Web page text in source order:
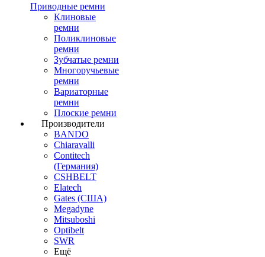
Приводные ремни
Клиновые
ремни
Поликлиновые
ремни
Зубчатые ремни
Многоручьевые
ремни
Вариаторные
ремни
Плоские ремни
Производители
BANDO
Chiaravalli
Contitech
(Германия)
CSHBELT
Elatech
Gates (США)
Megadyne
Mitsuboshi
Optibelt
SWR
Ещё